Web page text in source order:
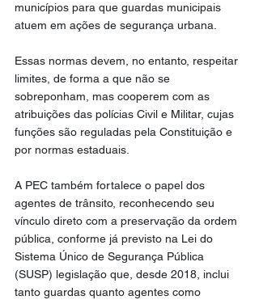
municípios para que guardas municipais
atuem em ações de segurança urbana.
Essas normas devem, no entanto, respeitar
limites, de forma a que não se
sobreponham, mas cooperem com as
atribuições das polícias Civil e Militar, cujas
funções são reguladas pela Constituição e
por normas estaduais.
A PEC também fortalece o papel dos
agentes de trânsito, reconhecendo seu
vínculo direto com a preservação da ordem
pública, conforme já previsto na Lei do
Sistema Único de Segurança Pública
(SUSP) legislação que, desde 2018, inclui
tanto guardas quanto agentes como